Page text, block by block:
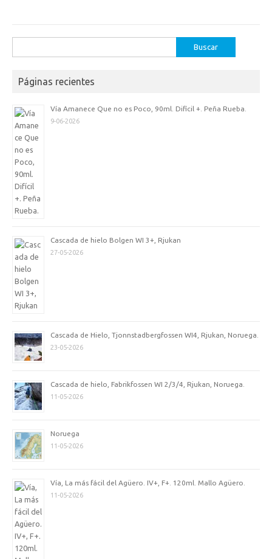
Páginas recientes
Vía Amanece Que no es Poco, 90ml. Difícil +. Peña Rueba.
9-06-2026
Cascada de hielo Bolgen WI 3+, Rjukan
27-05-2026
Cascada de Hielo, Tjonnstadbergfossen WI4, Rjukan, Noruega.
23-05-2026
Cascada de hielo, Fabrikfossen WI 2/3/4, Rjukan, Noruega.
11-05-2026
Noruega
11-05-2026
Vía, La más fácil del Agüero. IV+, F+. 120ml. Mallo Agüero.
11-05-2026